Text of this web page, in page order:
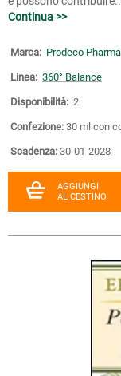
Continua >>
Marca: Prodeco Pharma
Linea: 360° Balance
Disponibilità: 2
Confezione: 30 ml con
Scadenza: 30-01-2028
AGGIUNGI
AL CESTINO